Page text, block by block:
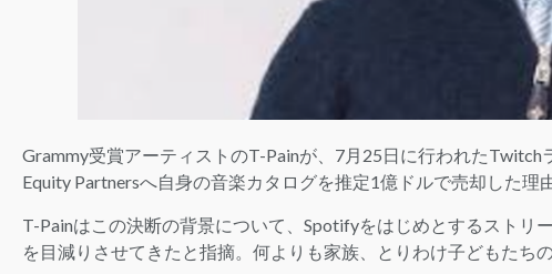
Grammy受賞アーティストのT-Painが、7月25日に行われた
Equity Partnersへ自身の音楽カタログを推定1億ドルで売却した理
T-Painはこの決断の背景について、Spotifyをはじめとするスト
を目減りさせてきたと指摘。何よりも家族、とりわけ子どもたち